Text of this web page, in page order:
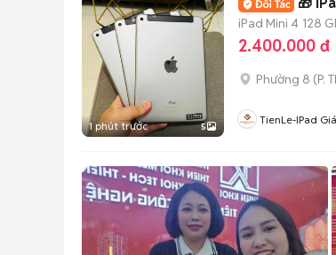
1 phút trước 5
iPad Mini 4 128
2.400.000 đ
Phường 8 (P.
TienLe-IPad